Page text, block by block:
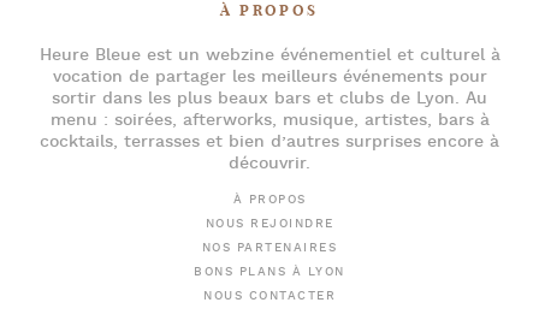
À PROPOS
Heure Bleueest un webzine événementiel et culturel à
vocation de partager les meilleurs événements pour
sortir dans les plus beaux bars et clubs de Lyon. Au
menu : soirées, afterworks, musique, artistes, bars à
cocktails, terrasses et bien d’autres surprises encore à
découvrir.
À PROPOS
NOUS REJOINDRE
NOS PARTENAIRES
BONS PLANS À LYON
NOUS CONTACTER